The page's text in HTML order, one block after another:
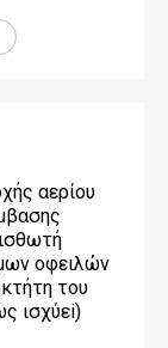
αερίου
οφειλών
του
ισχύεi)